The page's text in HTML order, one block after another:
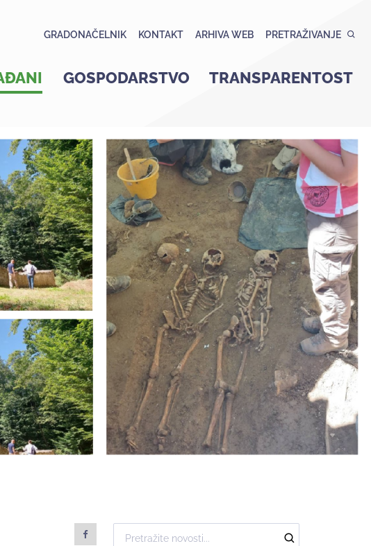
GRADONAČELNIK KONTAKT ARHIVA WEB PRETRAŽIVANJE
GOSPODARSTVO TRANSPARENTOST